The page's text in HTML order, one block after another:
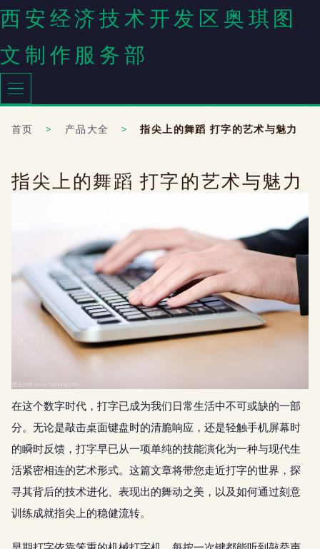
西安经济技术开发区奥琪图
文制作服务部
首页 > 产品大全 > 指尖上的舞蹈 打字的艺术与魅力
指尖上的舞蹈 打字的艺术与魅力
在这个数字时代，打字已成为我们日常生活中不可或缺的一部
分。无论是敲击桌面键盘时的清脆响应，还是轻触手机屏幕时
的瞬时反馈，打字早已从一项单纯的技能演化为一种与现代生
活紧密相连的艺术形式。这篇文章将带您走近打字的世界，探
寻其背后的技术进化、表现出的舞动之美，以及如何通过刻意
训练成就指尖上的稳健流转。